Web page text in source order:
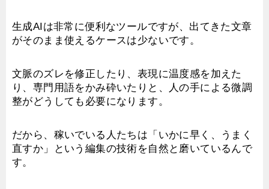
生成AIは非常に便利なツールですが、出てきた文章
がそのまま使えるケースは少ないです。
文脈のズレを修正したり、表現に温度感を加えた
り、専門用語をかみ砕いたりと、人の手による微調
整がどうしても必要になります。
だから、稼いでいる人たちは「いかに早く、うまく
直すか」という編集の技術を自然と磨いているんで
す。